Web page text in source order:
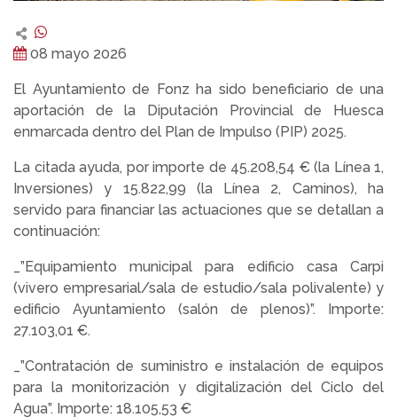
08 mayo 2026
El Ayuntamiento de Fonz ha sido beneficiario de una
aportación de la Diputación Provincial de Huesca
enmarcada dentro del Plan de Impulso (PIP) 2025.
La citada ayuda, por importe de 45.208,54 € (la Línea 1,
Inversiones) y 15.822,99 (la Línea 2, Caminos), ha
servido para financiar las actuaciones que se detallan a
continuación:
_”Equipamiento municipal para edificio casa Carpi
(vivero empresarial/sala de estudio/sala polivalente) y
edificio Ayuntamiento (salón de plenos)”. Importe:
27.103,01 €.
_”Contratación de suministro e instalación de equipos
para la monitorización y digitalización del Ciclo del
Agua”. Importe: 18.105,53 €